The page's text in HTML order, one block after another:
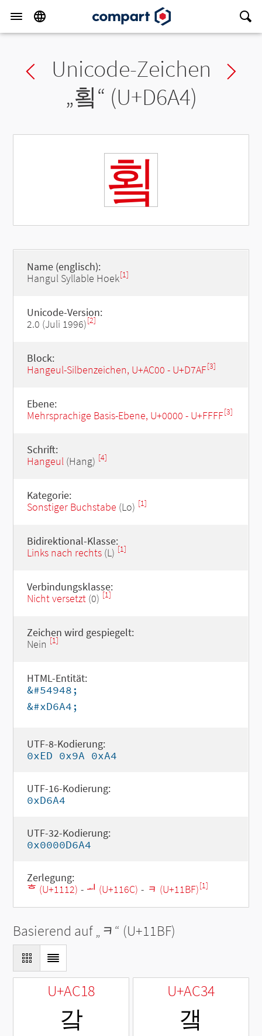
Previous char
Unicode-Zeichen
„횤“ (U+D6A4)
횤
Name (englisch):
Hangul Syllable Hoek[1]
Unicode-Version:
2.0 (Juli 1996)[2]
Block:
Hangeul-Silbenzeichen, U+AC00 - U+D7AF[3]
Ebene:
Mehrsprachige Basis-Ebene, U+0000 - U+FFFF[3]
Schrift:
Hangeul(Hang) [4]
Kategorie:
Sonstiger Buchstabe (Lo) [1]
Bidirektional-Klasse:
Links nach rechts(L) [1]
Verbindungsklasse:
Nicht versetzt(0) [1]
Zeichen wird gespiegelt:
Nein [1]
HTML-Entität:
&#54948;
&#xD6A4;
UTF-8-Kodierung:
0xED 0x9A 0xA4
UTF-16-Kodierung:
0xD6A4
UTF-32-Kodierung:
0x0000D6A4
Zerlegung:
ᄒ (U+1112) - ᅬ (U+116C) - ᆿ (U+11BF)[1]
Basierend auf „ᆿ“ (U+11BF)
U+AC18
갘
U+AC34
갴